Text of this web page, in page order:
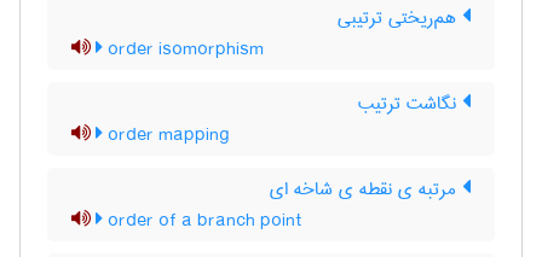
هم‌ریختی ترتیبی
order isomorphism
نگاشت ترتیب
order mapping
مرتبه ی نقطه ی شاخه ای
order of a branch point